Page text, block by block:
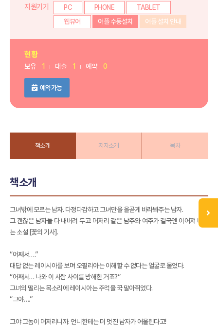
지원기기
PC PHONE
TABLET
웹뷰어
어플 수동설치 어플 설치 안내
현황
보유 1 대출 1 예약 0
예약가능
책소개 저자소개 목차
책소개
그녀밖에 모르는 남자. 다정다감하고 그녀만을 올곧게 바라봐주는 남자.
그 괜찮은 남자들 다 내버려 두고 머저리 같은 남주와 여주가 결국엔 이어져 버리
는 소설 [꽃의 기사].
“어째서….”
대답 없는 레이시아를 보며 오필리아는 이해할 수 없다는 얼굴로 물었다.
“어째서… 나와 이 사람 사이를 방해한 거죠?”
그녀의 떨리는 목소리에 레이시아는 주먹을 꾹 말아쥐었다.
“그야….”
그야 그놈이 머저리니까. 언니한테는 더 멋진 남자가 어울린다고!